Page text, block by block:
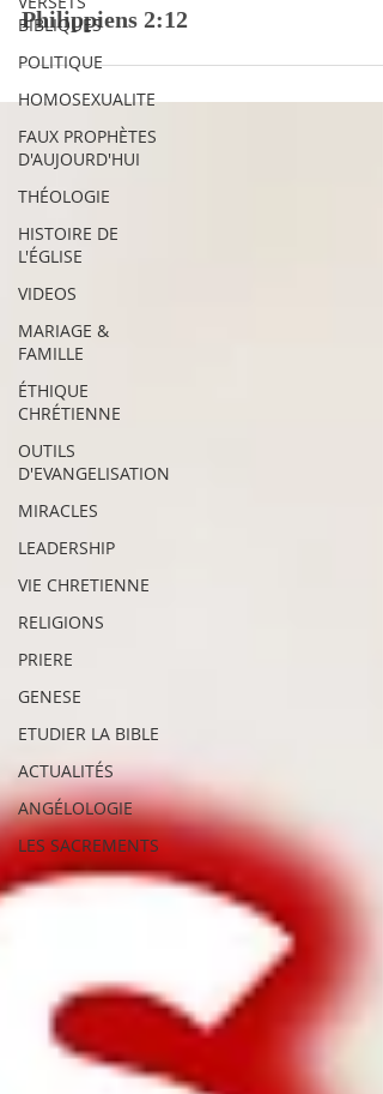
BIBLIQUES
POLITIQUE
HOMOSEXUALITE
FAUX PROPHÈTES
D'AUJOURD'HUI
THÉOLOGIE
HISTOIRE DE
L'ÉGLISE
VIDEOS
MARIAGE &
FAMILLE
ÉTHIQUE
CHRÉTIENNE
OUTILS
D'EVANGELISATION
MIRACLES
LEADERSHIP
VIE CHRETIENNE
RELIGIONS
PRIERE
GENESE
ETUDIER LA BIBLE
ACTUALITÉS
ANGÉLOLOGIE
LES SACREMENTS
Philippiens 2:12